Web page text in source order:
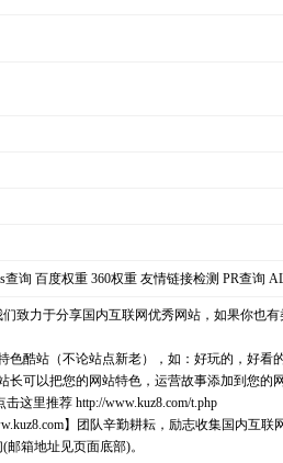
查询 百度权重 360权重 友情链接检测 PR查询
们致力于分享国内互联网优秀网站，如果你也
色酷站（不论站点新老），如：好玩的，好
长可以把您的网站特色，运营故事添加到您
击这里推荐 http://www.kuz8.com/t.php
】团队辛勤耕耘，励志收集国内互
邮箱地址见页面底部)。